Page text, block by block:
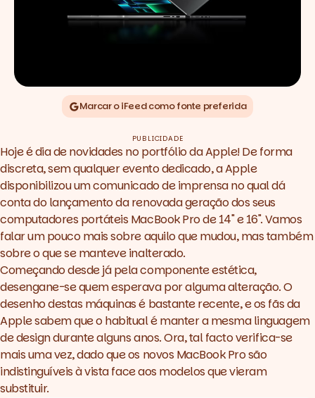
Marcar o iFeed como fonte preferida
PUBLICIDADE
Hoje é dia de novidades no portfólio da Apple!De forma
discreta, sem qualquer evento dedicado, a Apple
disponibilizou um comunicado de imprensa no qual dá
conta do lançamento da renovada geração dos seus
computadores portáteis MacBook Pro de 14" e 16". Vamos
falar um pouco mais sobre aquilo que mudou, mas também
sobre o que se manteve inalterado.
Começando desde já pela componente estética,
desengane-se quem esperava por alguma alteração. O
desenho destas máquinas é bastante recente, e os fãs da
Apple sabem que o habitual é manter a mesma linguagem
de design durante alguns anos. Ora, tal facto verifica-se
mais uma vez, dado que os novos MacBook Pro são
indistinguíveis à vista face aos modelos que vieram
substituir.